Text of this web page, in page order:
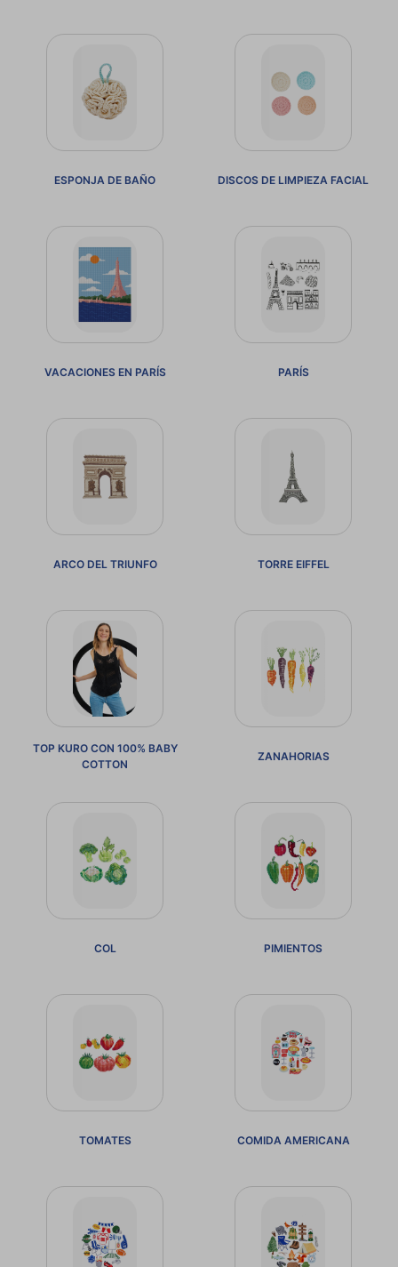
ESPONJA DE BAÑO DISCOS DE LIMPIEZA FACIAL
VACACIONES EN PARÍS PARÍS
ARCO DEL TRIUNFO TORRE EIFFEL
TOP KURO CON 100% BABY
COTTON
ZANAHORIAS
COL PIMIENTOS
TOMATES COMIDA AMERICANA